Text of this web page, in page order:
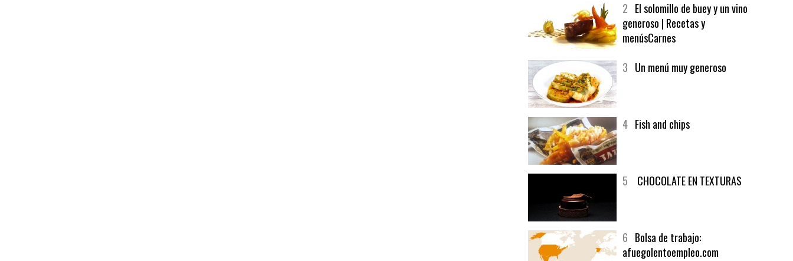
2 El solomillo de buey y un vino
generoso | Recetas y
menúsCarnes
3 Un menú muy generoso
4 Fish and chips
5 CHOCOLATE EN TEXTURAS
6 Bolsa de trabajo:
afuegolentoempleo.com